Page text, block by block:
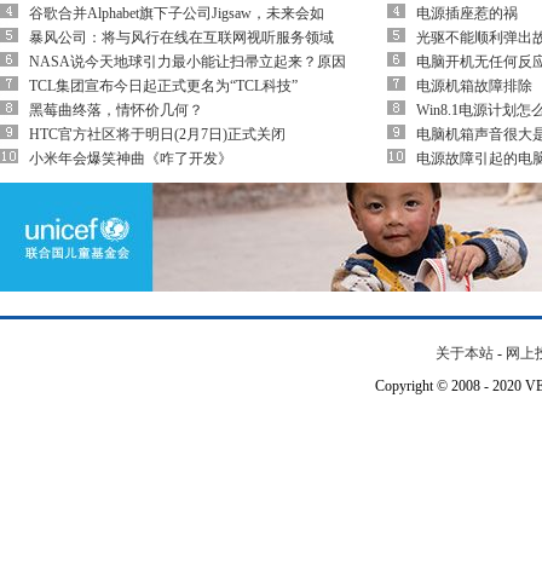
谷歌合并Alphabet旗下子公司Jigsaw，未来会如
暴风公司：将与风行在线在互联网视听服务领域
NASA说今天地球引力最小能让扫帚立起来？原因
TCL集团宣布今日起正式更名为“TCL科技”
黑莓曲终落，情怀价几何？
HTC官方社区将于明日(2月7日)正式关闭
小米年会爆笑神曲《咋了开发》
电源插座惹的祸
光驱不能顺利弹出
电脑开机无任何反
电源机箱故障排除
Win8.1电源计划怎
电脑机箱声音很大
电源故障引起的电
关于本站 - 网上
Copyright © 2008 - 2020